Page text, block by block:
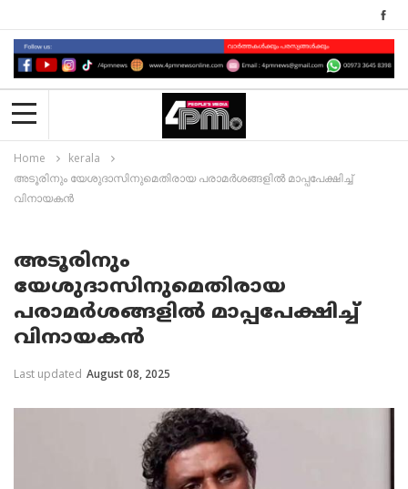
Home
kerala
അടൂരിനും യേശുദാസിനുമെതിരായ പരാമർശങ്ങളിൽ മാപ്പപേക്ഷിച്ച്
വിനായകൻ
അടൂരിനും
യേശുദാസിനുമെതിരായ
പരാമർശങ്ങളിൽ മാപ്പപേക്ഷിച്ച്
വിനായകൻ
Last updated August 08, 2025